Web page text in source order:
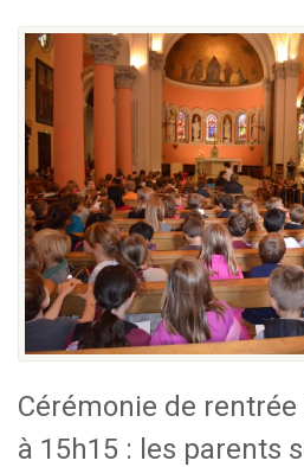
Cérémonie de
à 15h15 : les parents